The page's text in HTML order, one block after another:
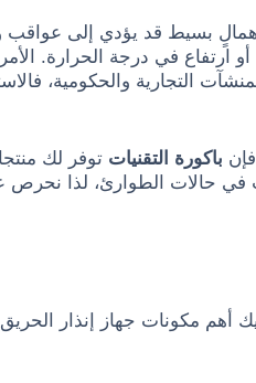
بسيط قد يؤدي إلى عواقب
في درجة الحرارة.
التجارية والحكومية،
باكورة التقنيات توفر لك
حالات الطوارئ، لذا نحرص
أهم مكونات جهاز إنذار